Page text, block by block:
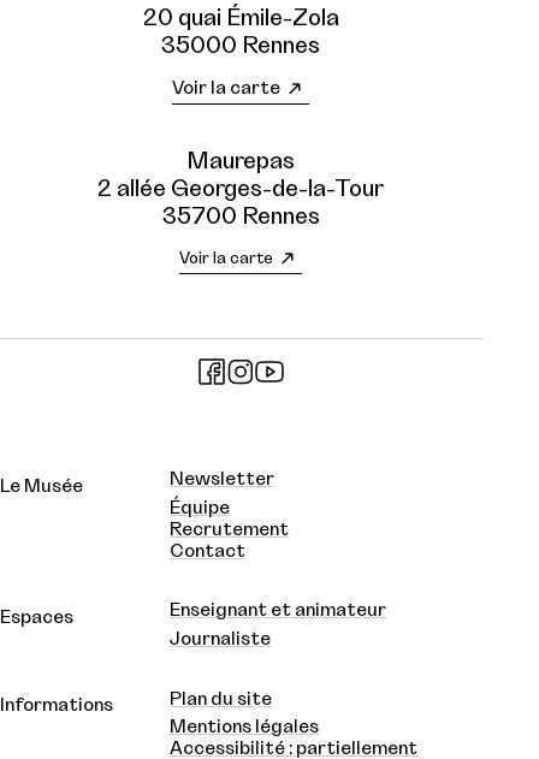
20 quai Émile-Zola
35000 Rennes
Voir la carte
Maurepas
2 allée Georges-de-la-Tour
35700 Rennes
Voir la carte
Le Musée
Newsletter
Équipe
Recrutement
Contact
Espaces
Enseignant et animateur
Journaliste
Informations
Plan du site
Mentions légales
Accessibilité : partiellement